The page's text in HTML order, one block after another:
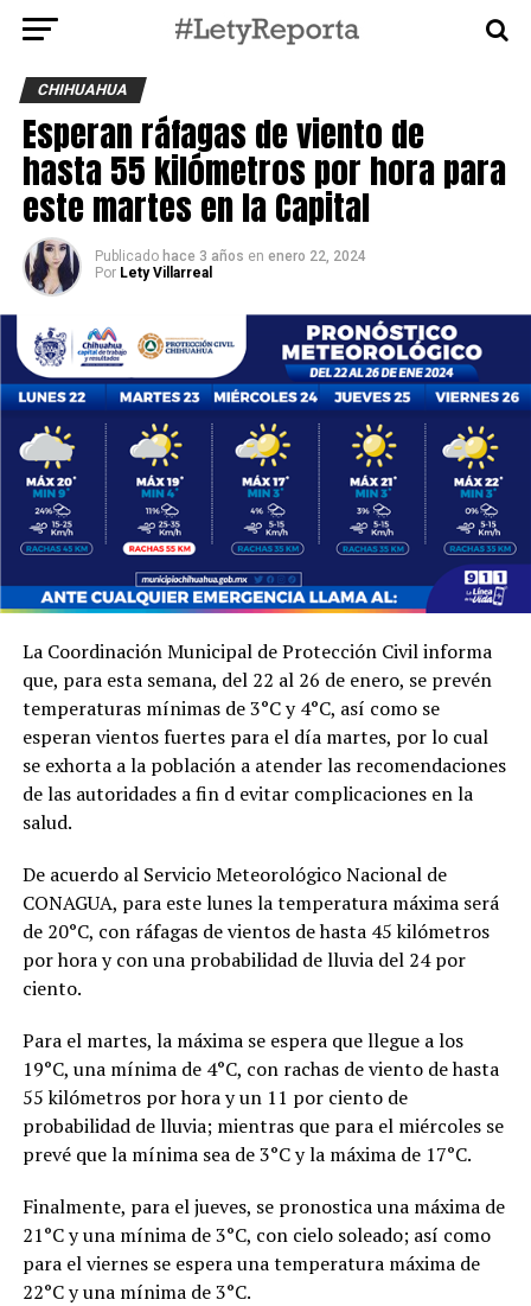
CHIHUAHUA
Esperan ráfagas de viento de
hasta 55 kilómetros por hora para
este martes en la Capital
Publicado hace 3 años en enero 22, 2024
Por Lety Villarreal
La Coordinación Municipal de Protección Civil informa
que, para esta semana, del 22 al 26 de enero, se prevén
temperaturas mínimas de 3°C y 4°C, así como se
esperan vientos fuertes para el día martes, por lo cual
se exhorta a la población a atender las recomendaciones
de las autoridades a fin d evitar complicaciones en la
salud.
De acuerdo al Servicio Meteorológico Nacional de
CONAGUA, para este lunes la temperatura máxima será
de 20°C, con ráfagas de vientos de hasta 45 kilómetros
por hora y con una probabilidad de lluvia del 24 por
ciento.
Para el martes, la máxima se espera que llegue a los
19°C, una mínima de 4°C, con rachas de viento de hasta
55 kilómetros por hora y un 11 por ciento de
probabilidad de lluvia; mientras que para el miércoles se
prevé que la mínima sea de 3°C y la máxima de 17°C.
Finalmente, para el jueves, se pronostica una máxima de
21°C y una mínima de 3°C, con cielo soleado; así como
para el viernes se espera una temperatura máxima de
22°C y una mínima de 3°C.